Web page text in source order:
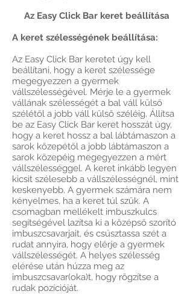
Az Easy Click Bar keret beállítása
A keret szélességének beállítása:
Az Easy Click Bar keretet úgy kell
beállítani, hogy a keret szélessége
megegyezzen a gyermek
vállszélességével. Mérje le a gyermek
vállának szélességét a bal váll külső
szélétől a jobb váll külső széléig. Állítsa
be az Easy Click Bar keret hosszát úgy,
hogy a keret hossz a bal lábtámaszon a
sarok közepétől a jobb lábtámaszon a
sarok közepéig megegyezzen a mért
vállszélességgel. A keret inkább legyen
kicsit szélesebb a vállszélességnél, mint
keskenyebb. A gyermek számára nem
kényelmes, ha a keret túl szűk. A
csomagban mellékelt imbuszkulcs
segítségével lazítsa ki a középső szorító
imbuszcsavarjait, és csúsztassa szét a
rudat annyira, hogy elérje a gyermek
vállszélességét. A helyes szélesség
elérése után húzza meg az
imbuszcsavar(oka)t, hogy rögzítse a
rudak pozícióját.